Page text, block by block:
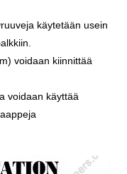
käytetään usein
voidaan kiinnittää
voidaan käyttää